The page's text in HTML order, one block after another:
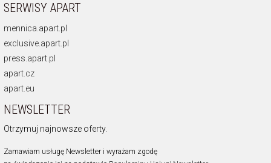
SERWISY APART
mennica.apart.pl
exclusive.apart.pl
press.apart.pl
apart.cz
apart.eu
NEWSLETTER
Otrzymuj najnowsze oferty.
Zamawiam usługę Newsletter i wyrażam zgodę